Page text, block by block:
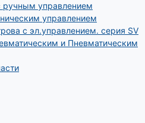
ручным управлением
управлением
с эл.управлением. серия SV
и Пневматическим